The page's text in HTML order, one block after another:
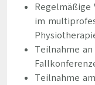
Regelmäßige
im
Teilnahme
Teilnahme